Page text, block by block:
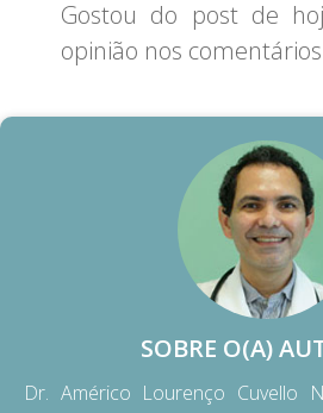
Gostou do post de
opinião nos
SOBRE O(A)
Dr. Américo Lourenço Cuvello